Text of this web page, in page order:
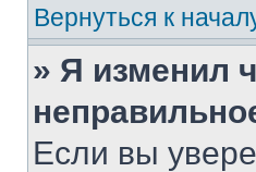
Вернуться к
» Я изменил
Если вы